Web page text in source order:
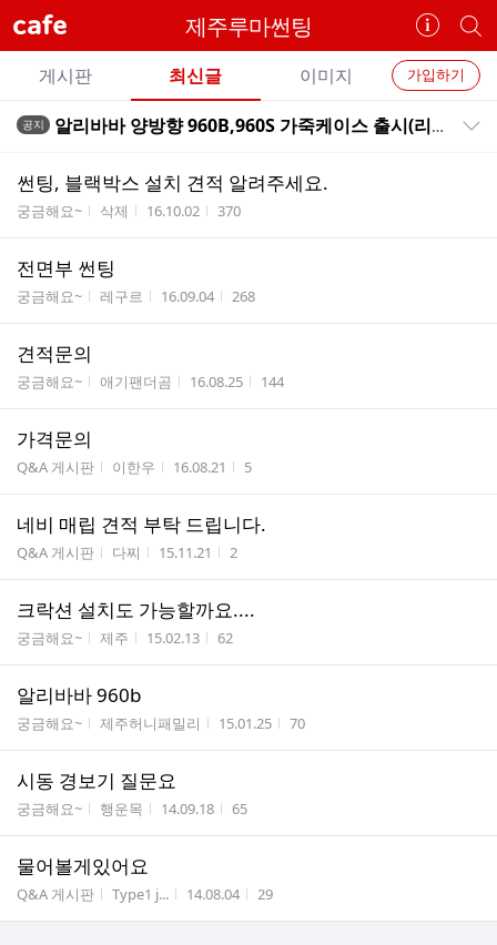
cafe 제주루마썬팅
카
페
정
보
보
기
개
별
카
페
검
카
페
메
뉴
가입하기
게시판 최신글 이미지
전
글
트
공지 알리바바 양방향 960B,960S 가죽케이스 출시(리모콘 보호 가죽케이스)
썬팅, 블랙박스 설치 견적 알려주세요.
게시판명
궁금해요~ 작성자
삭제 작성시간
16.10.02 조회수
370
전면부 썬팅
게시판명
궁금해요~ 작성자
레구르 작성시간
16.09.04 조회수
268
견적문의
게시판명
궁금해요~ 작성자
애기팬더곰 작성시간
16.08.25 조회수
144
가격문의
게시판명
Q&A 게시판 작성자
이한우 작성시간
16.08.21 조회수
5
네비 매립 견적 부탁 드립니다.
게시판명
Q&A 게시판 작성자
다찌 작성시간
15.11.21 조회수
2
크락션 설치도 가능할까요....
게시판명
궁금해요~ 작성자
제주 작성시간
15.02.13 조회수
62
알리바바 960b
게시판명
궁금해요~ 작성자
제주허니패밀리 작성시간
15.01.25 조회수
70
시동 경보기 질문요
게시판명
궁금해요~ 작성자
행운목 작성시간
14.09.18 조회수
65
물어볼게있어요
게시판명
Q&A 게시판 작성자
Type1 j... 작성시간
14.08.04 조회수
29